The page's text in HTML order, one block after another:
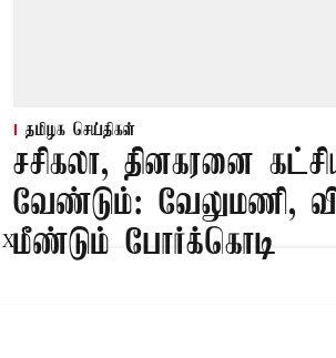
தமிழக செய்திகள்
சசிகலா, தினகரனை
வேண்டும்: வேலுமணி,
மீண்டும் போர்க்கொடி
X